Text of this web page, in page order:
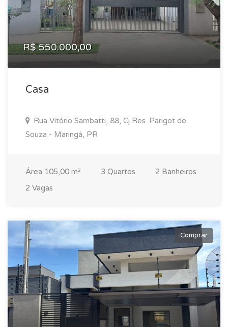
R$ 550.000,00
Casa
Rua Vitório Sambatti, 88, Cj Res. Parigot de
Souza - Maringá, PR
Área 105,00 m² 3 Quartos
2 Banheiros
2 Vagas
Comprar